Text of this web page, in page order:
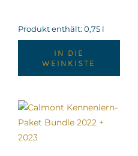
Produkt enthält: 0,75 l
IN DIE
WEINKISTE